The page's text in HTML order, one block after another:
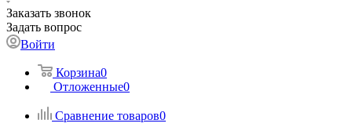
Заказать звонок
Задать вопрос
Войти
Корзина0
Отложенные0
Сравнение товаров0